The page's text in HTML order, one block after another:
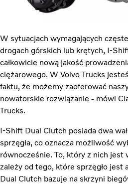
W sytuacjach wymagających
drogach górskich lub krętych, I-
całkowicie nową jakość
ciężarowego. W Volvo Trucks
faktu, że możemy zaoferować
nowatorskie rozwiązanie - mówi
Trucks.
I-Shift Dual Clutch posiada dwa
sprzęgła, co oznacza możliwość
równocześnie. To, który z nich jest
zależy od tego, które sprzęgło jest
Dual Clutch bazuje na skrzyni